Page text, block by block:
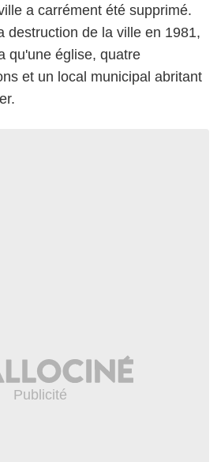
a carrément été supprimé.
destruction de la ville en 1981,
qu'une église, quatre
et un local municipal abritant